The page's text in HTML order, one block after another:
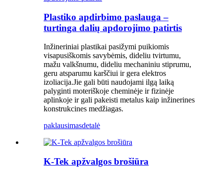
Plastiko apdirbimo paslauga –
turtinga dalių apdorojimo patirtis
Inžineriniai plastikai pasižymi puikiomis
visapusiškomis savybėmis, dideliu tvirtumu,
mažu valkšnumu, dideliu mechaniniu stiprumu,
geru atsparumu karščiui ir gera elektros
izoliacija.Jie gali būti naudojami ilgą laiką
palyginti moteriškoje cheminėje ir fizinėje
aplinkoje ir gali pakeisti metalus kaip inžinerines
konstrukcines medžiagas.
paklausimasdetalė
K-Tek apžvalgos brošiūra